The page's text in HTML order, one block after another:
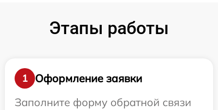
Этапы работы
1
Оформление заявки
Заполните форму обратной связи